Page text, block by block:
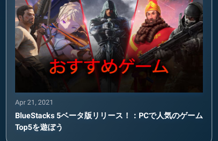
Apr 21, 2021
BlueStacks 5ベータ版リリース！：PCで人気のゲーム
Top5を遊ぼう